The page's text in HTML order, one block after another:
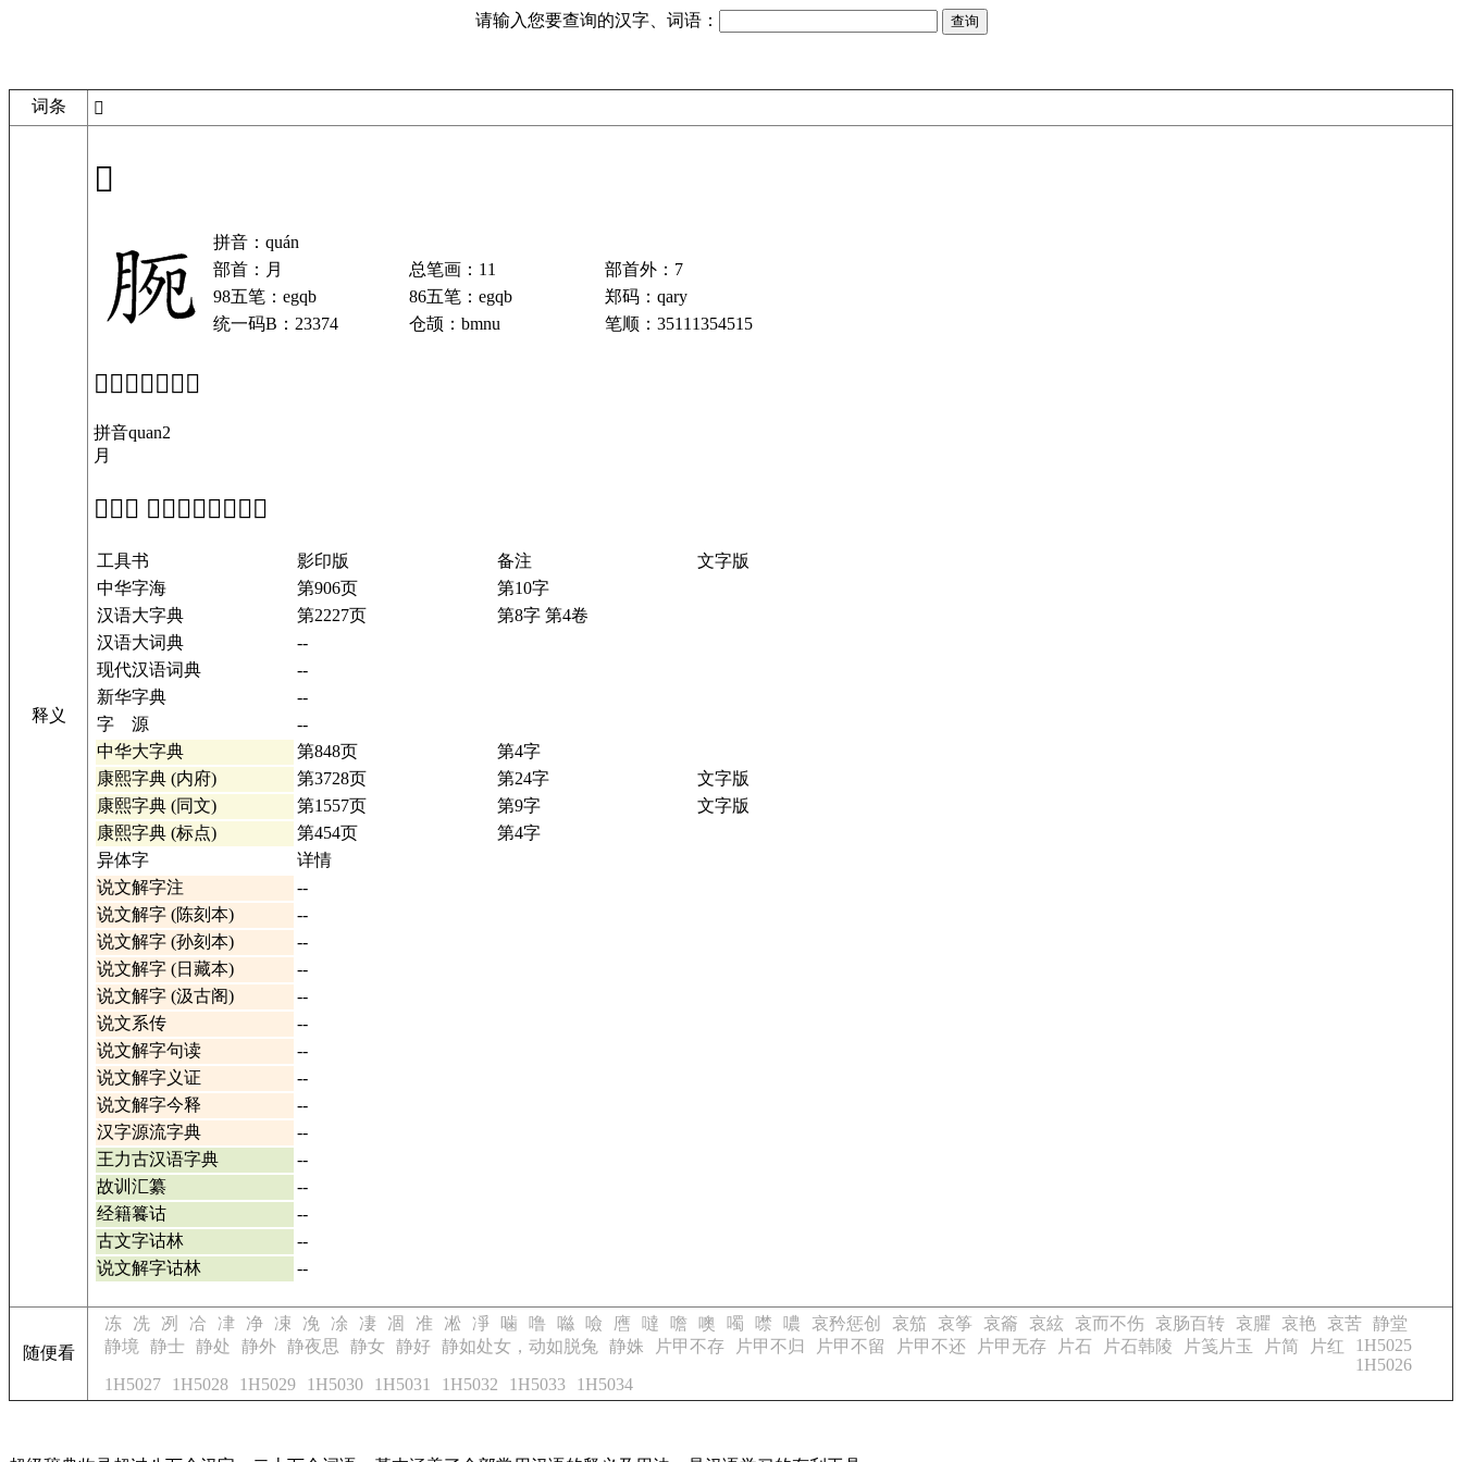
请输入您要查询的汉字、词语：
词条 𣍴
释义
𣍴
拼音：quán
部首：月
总笔画：11
部首外：7
98五笔：egqb
86五笔：egqb
郑码：qary
统一码B：23374
仓颉：bmnu 笔顺：35111354515
「𣍴」基本解释
拼音quan2
月
「𣍴」 在工具书中的解释
工具书 影印版 备注
文字版
中华字海
第906页
第10字
汉语大字典
第2227页
第8字 第4卷
汉语大词典
--
现代汉语词典
--
新华字典
--
字 源
--
中华大字典
第848页
第4字
康熙字典 (内府)
第3728页 第24字
文字版
康熙字典 (同文)
第1557页 第9字
文字版
康熙字典 (标点)
第454页
第4字
异体字
详情
说文解字注
--
说文解字 (陈刻本)
--
说文解字 (孙刻本)
--
说文解字 (日藏本)
--
说文解字 (汲古阁)
--
说文系传
--
说文解字句读
--
说文解字义证
--
说文解字今释
--
汉字源流字典
--
王力古汉语字典
--
故训汇纂
--
经籍籑诂
--
古文字诂林
--
说文解字诂林
--
随便看
冻 冼 冽 冾 冿 净 凁 凂 凃 凄 凅 准 凇 凈 噛 噜 噝 噞 噟 噠 噡 噢 噣 噤 噥 哀矜惩创 哀笳 哀筝 哀籥 哀絃 哀而不伤 哀肠百转 哀臞 哀艳 哀苦 静堂
静境
静士 静处 静外 静夜思 静女 静好 静如处女，动如脱兔 静姝 片甲不存 片甲不归 片甲不留 片甲不还 片甲无存 片石 片石韩陵 片笺片玉 片简 片红
1H5025
1H5026
1H5027
1H5028 1H5029 1H5030 1H5031 1H5032 1H5033 1H5034